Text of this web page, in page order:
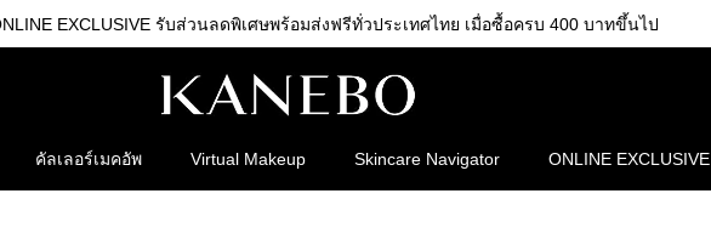
EXCLUSIVE รับส่วนลดพิเศษพร้อมส่งฟรีทั่วประเทศไทย เมื่อซื้อครบ 400 บาทขึ้นไป
คัลเลอร์เมคอัพ Virtual Makeup Skincare Navigator ONLINE EXCLUSIVE